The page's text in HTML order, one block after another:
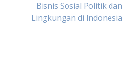
Bisnis Sosial Politik dan
Lingkungan di Indonesia